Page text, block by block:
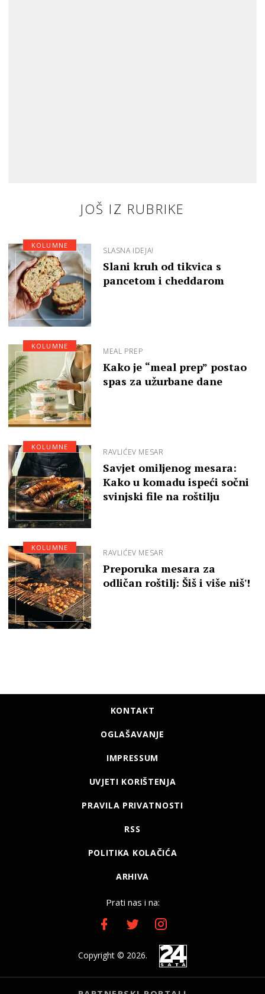
JOŠ IZ RUBRIKE
SLASNA IDEJA!
Slani kruh od tikvica s
pancetom i cheddarom
KOLUMNE
MEAL PREP
Kako je “meal prep” postao
spas za užurbane dane
KOLUMNE
RAVLIĆEV MESAR
Savjet omiljenog mesara:
Kako u komadu ispeći sočni
svinjski file na roštilju
KOLUMNE
RAVLIĆEV MESAR
Preporuka mesara za
odličan roštilj: Šiš i više niš'!
KOLUMNE
KONTAKT
OGLAŠAVANJE
IMPRESSUM
UVJETI KORIŠTENJA
PRAVILA PRIVATNOSTI
RSS
POLITIKA KOLAČIĆA
ARHIVA
Prati nas i na:
Copyright © 2026.